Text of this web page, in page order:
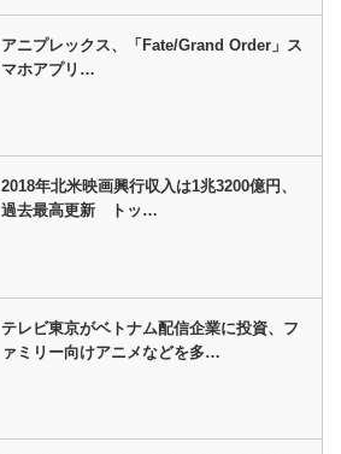
アニプレックス、「Fate/Grand Order」ス
マホアプリ…
2018年北米映画興行収入は1兆3200億円、
過去最高更新 トッ…
テレビ東京がベトナム配信企業に投資、フ
ァミリー向けアニメなどを多…